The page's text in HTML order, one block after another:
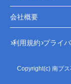
会社概要
利用規約 プライ
Copyright(c) 南プ